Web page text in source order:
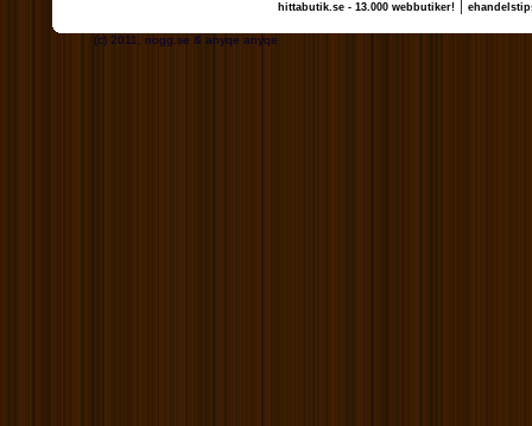
hittabutik.se - 13.000 webbutiker!|
(c) 2011, nogg.se & anyqe anyqe